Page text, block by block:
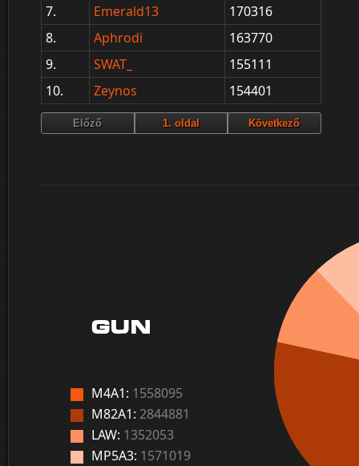
7.
Emerald13
170316
8.
Aphrodi
163770
9.
SWAT_
155111
10.
Zeynos 154401
GUN
M4A1: 1558095
M82A1: 2844881
LAW: 1352053
MP5A3: 1571019